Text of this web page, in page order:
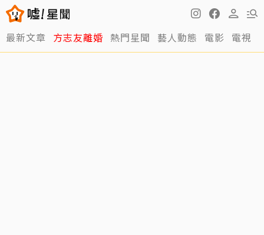
最新文章 方志友離婚 熱門星聞 藝人動態 電影 電視